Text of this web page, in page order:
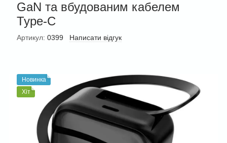
GaN та вбудованим кабелем
Type-C
Артикул: 0399 Написати відгук
Новинка
Хіт